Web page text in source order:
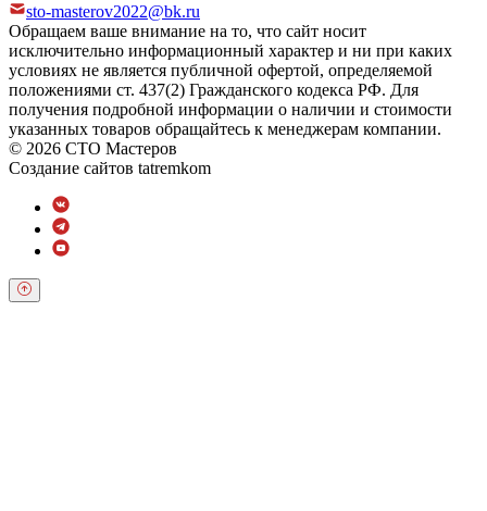
sto-masterov2022@bk.ru
Обращаем ваше внимание на то, что сайт носит
исключительно информационный характер и ни при каких
условиях не является публичной офертой, определяемой
положениями ст. 437(2) Гражданского кодекса РФ. Для
получения подробной информации о наличии и стоимости
указанных товаров обращайтесь к менеджерам компании.
© 2026 СТО Мастеров
Создание сайтов tatremkom